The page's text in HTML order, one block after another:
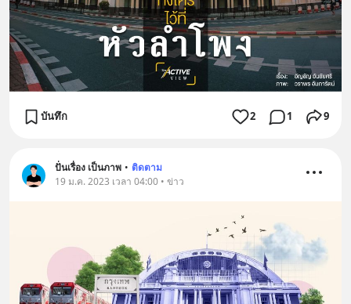
บันทึก 2 1 9
ปั่นเรื่อง เป็นภาพ • ติดตาม
19 ม.ค. 2023 เวลา 04:00 • ข่าว